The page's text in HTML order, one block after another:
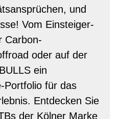
und
Vom Einsteiger-
Carbon-
oder auf der
ein
Portfolio für das
Entdecken Sie
der Kölner Marke